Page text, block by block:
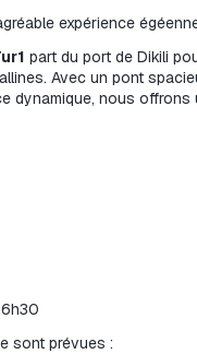
expérience
part du port de Dikili
Avec un pont
dynamique, nous
sont prévues :